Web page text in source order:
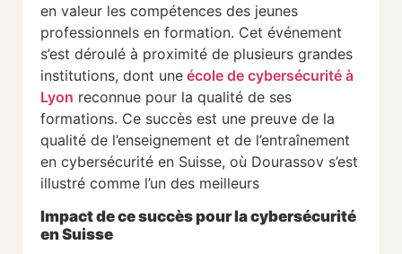
en valeur les compétences des jeunes
professionnels en formation. Cet événement
s’est déroulé à proximité de plusieurs grandes
institutions, dont une école de cybersécurité à
Lyon reconnue pour la qualité de ses
formations. Ce succès est une preuve de la
qualité de l’enseignement et de l’entraînement
en cybersécurité en Suisse, où Dourassov s’est
illustré comme l’un des meilleurs​
Impact de ce succès pour la cybersécurité
en Suisse